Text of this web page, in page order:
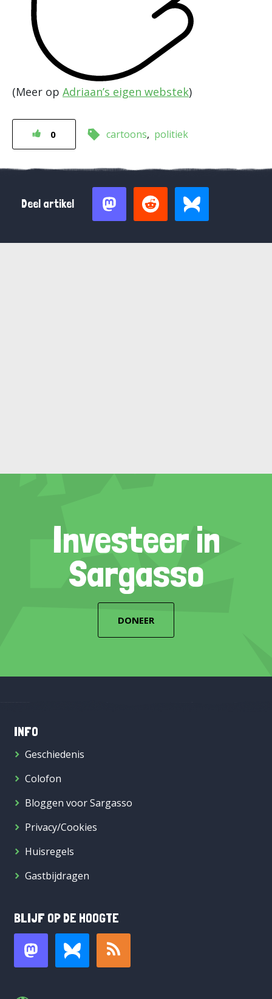
(Meer op Adriaan’s eigen webstek)
0 cartoons politiek
Deel artikel
Investeer in
Sargasso
DONEER
INFO
Geschiedenis
Colofon
Bloggen voor Sargasso
Privacy/Cookies
Huisregels
Gastbijdragen
BLIJF OP DE HOOGTE